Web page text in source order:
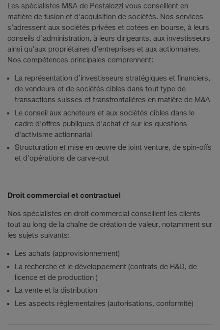
Les spécialistes M&A de Pestalozzi vous conseillent en
matière de fusion et d'acquisition de sociétés. Nos services
s’adressent aux sociétés privées et cotées en bourse, à leurs
conseils d’administration, à leurs dirigeants, aux investisseurs
ainsi qu’aux propriétaires d’entreprises et aux actionnaires.
Nos compétences principales comprennent:
La représentation d’investisseurs stratégiques et financiers,
de vendeurs et de sociétés cibles dans tout type de
transactions suisses et transfrontalières en matière de M&A
Le conseil aux acheteurs et aux sociétés cibles dans le
cadre d'offres publiques d'achat et sur les questions
d'activisme actionnarial
Structuration et mise en œuvre de joint venture, de spin-offs
et d'opérations de carve-out
Droit commercial et contractuel
Nos spécialistes en droit commercial conseillent les clients
tout au long de la chaîne de création de valeur, notamment sur
les sujets suivants:
Les achats (approvisionnement)
La recherche et le développement (contrats de R&D, de
licence et de production )
La vente et la distribution
Les aspects règlementaires (autorisations, conformité)